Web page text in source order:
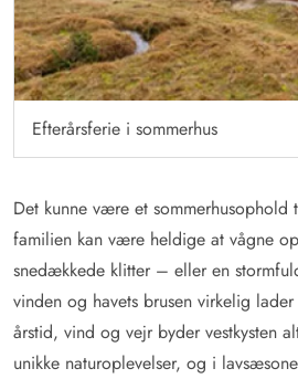
Efterårsferie i sommerhus
Det kunne være et
familien kan være heldige at vågne
snedækkede klitter – eller en
vinden og havets brusen virkelig
årstid, vind og vejr byder vestkysten
unikke naturoplevelser, og i